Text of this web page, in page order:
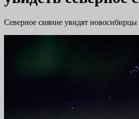
Северное сияние увидят новосибирцы